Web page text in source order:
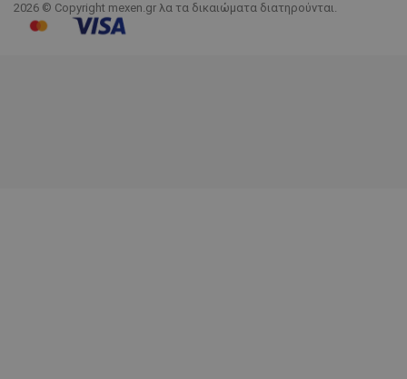
2026 © Copyright mexen.gr λα τα δικαιώματα διατηρούνται.